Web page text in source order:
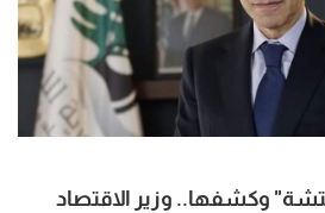
وكشفها.. وزير الاقتصاد